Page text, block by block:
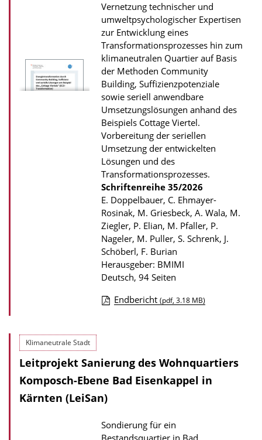
s
z
u
r
P
u
b
l
i
k
a
t
i
o
n
Vernetzung technischer und
umweltpsychologischer Expertisen
zur Entwicklung eines
Transformationsprozesses hin zum
klimaneutralen Quartier auf Basis
der Methoden Community
Building, Suffizienzpotenziale
sowie seriell anwendbare
Umsetzungslösungen anhand des
Beispiels Cottage Viertel.
Vorbereitung der seriellen
Umsetzung der entwickelten
Lösungen und des
Transformationsprozesses.
Schriftenreihe 35/2026
E. Doppelbauer, C. Ehmayer-
Rosinak, M. Griesbeck, A. Wala, M.
Ziegler, P. Elian, M. Pfaller, P.
Nageler, M. Puller, S. Schrenk, J.
Schöberl, F. Burian
Herausgeber: BMIMI
Deutsch, 94 Seiten
n
l
o
d
Endbericht (pdf, 3.18 MB)
Klimaneutrale Stadt
Leitprojekt Sanierung des Wohnquartiers
Komposch-Ebene Bad Eisenkappel in
Kärnten (LeiSan)
Sondierung für ein
Bestandsquartier in Bad